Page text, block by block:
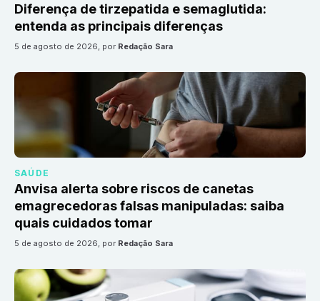
Diferença de tirzepatida e semaglutida:
entenda as principais diferenças
5 de agosto de 2026, por Redação Sara
SAÚDE
Anvisa alerta sobre riscos de canetas
emagrecedoras falsas manipuladas: saiba
quais cuidados tomar
5 de agosto de 2026, por Redação Sara